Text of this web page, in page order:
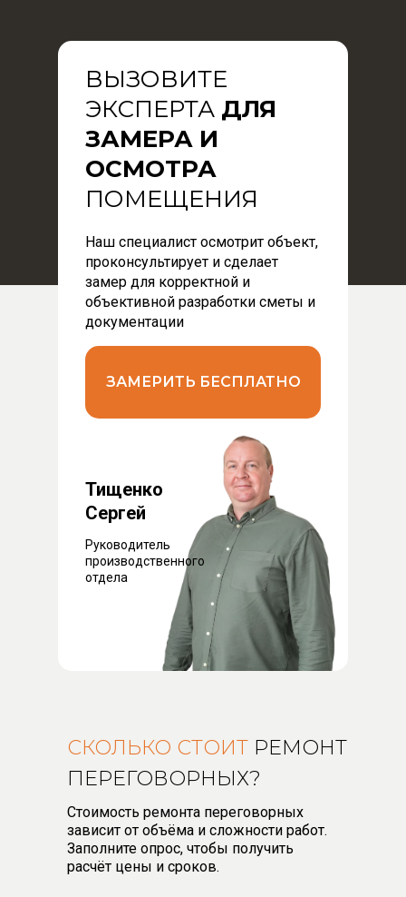
Тищенко
Сергей
Руководитель
производственного
отдела
ВЫЗОВИТЕ
ЭКСПЕРТА ДЛЯ
ЗАМЕРА И
ОСМОТРА
ПОМЕЩЕНИЯ
Наш специалист осмотрит объект,
проконсультирует и сделает
замер для корректной и
объективной разработки сметы и
документации
ЗАМЕРИТЬ БЕСПЛАТНО
СКОЛЬКО СТОИТ РЕМОНТ
ПЕРЕГОВОРНЫХ?
Стоимость ремонта переговорных
зависит от объёма и сложности работ.
Заполните опрос, чтобы получить
расчёт цены и сроков.